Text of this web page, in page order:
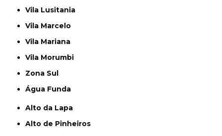
Vila Lusitania
Vila Marcelo
Vila Mariana
Vila Morumbi
Zona Sul
Água Funda
Alto da Lapa
Alto de Pinheiros